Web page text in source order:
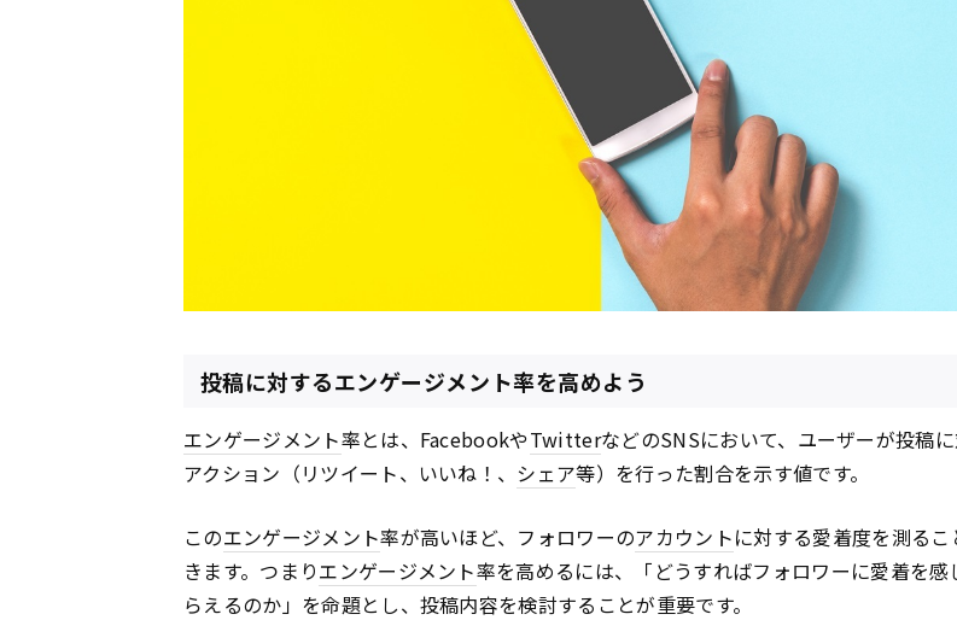
投稿に対するエンゲージメント率を高めよう
エンゲージメント率とは、FacebookやTwitterなどのSNSにおいて、ユーザーが投稿
アクション（リツイート、いいね！、 シェア等）を行った割合を示す値です。
このエンゲージメント率が高いほど、フォロワーのアカウントに対する愛着度を測るこ
きます。つまりエンゲージメント率を高めるには、「どうすればフォロワーに愛着を感
らえるのか」を命題とし、投稿内容を検討することが重要です。